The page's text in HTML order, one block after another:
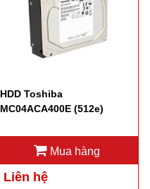
HDD Toshiba
MC04ACA400E (512e)
Mua hàng
Liên hệ